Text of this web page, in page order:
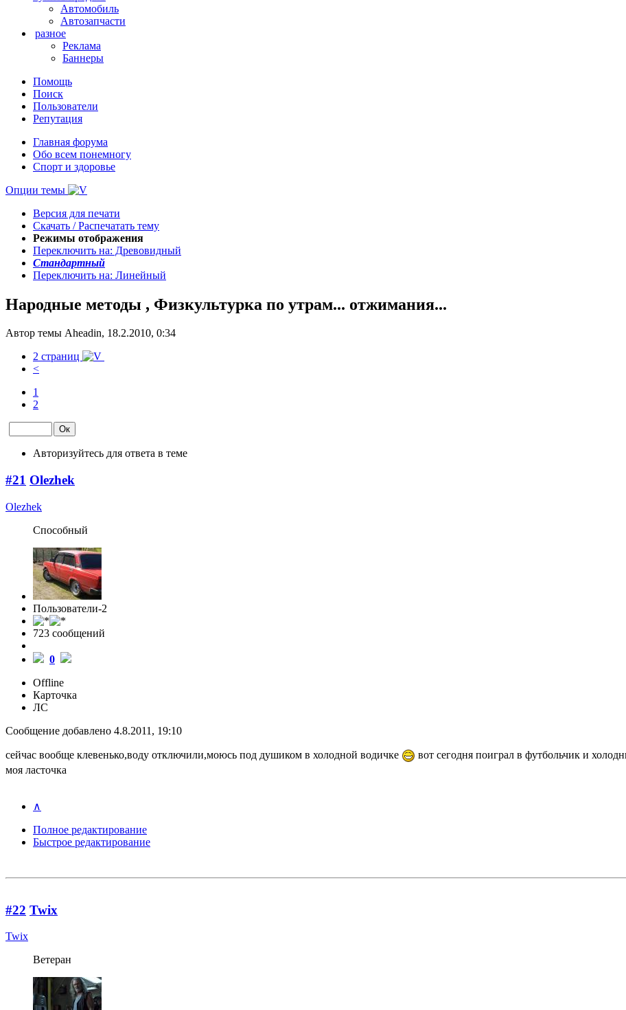
Автомобиль
Автозапчасти
разное
Реклама
Баннеры
Помощь
Поиск
Пользователи
Репутация
Главная форума
Обо всем понемногу
Спорт и здоровье
Опции темы
Версия для печати
Скачать / Распечатать тему
Режимы отображения
Переключить на: Древовидный
Стандартный
Переключить на: Линейный
Народные методы , Физкультурка по утрам... отжимания...
Автор темы Aheadin, 18.2.2010, 0:34
2 страниц
<
1
2
Авторизуйтесь для ответа в теме
#21 Olezhek
Olezhek
Способный
Пользователи-2
723 cообщений
0
Offline
Карточка
ЛС
Сообщение добавлено 4.8.2011, 19:10
сейчас вообще клевенько,воду отключили,моюсь под душиком в холодной водичке
вот сегодня поиграл в футбольчик и
моя ласточка
∧
Полное редактирование
Быстрое редактирование
#22 Twix
Twix
Ветеран